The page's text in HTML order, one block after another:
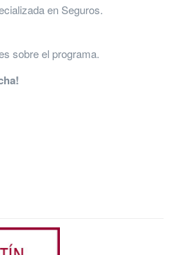
en Seguros.
sobre el programa.